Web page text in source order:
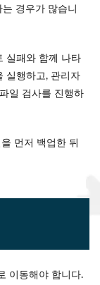
경우가 많습니
실패와 함께 나타
실행하고, 관리자
일 검사를 진행하
먼저 백업한 뒤
이동해야 합니다.